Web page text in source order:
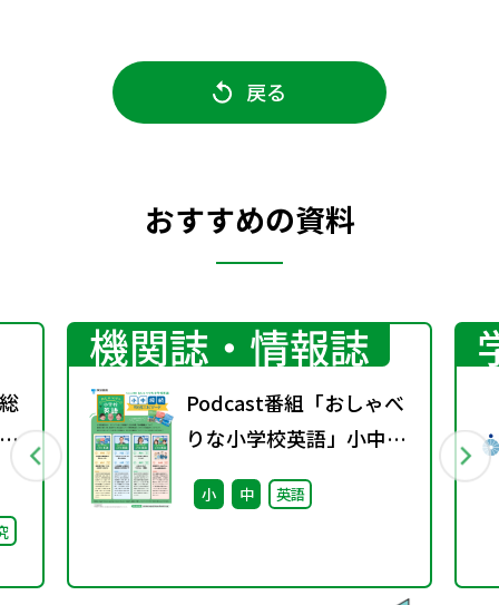
戻る
おすすめの資料
機関誌・情報誌
Podcast番組「おしゃべ
りな小学校英語」小中接
続エピソード配信のお知
らせ
小 中 英語